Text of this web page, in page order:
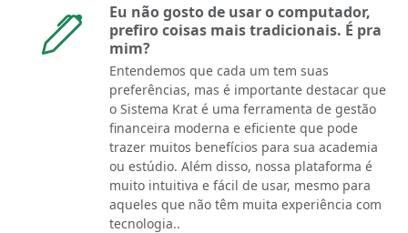
Eu não gosto de usar o computador,
prefiro coisas mais tradicionais. É pra
mim?
Entendemos que cada um tem suas
preferências, mas é importante destacar que
o Sistema Krat é uma ferramenta de gestão
financeira moderna e eficiente que pode
trazer muitos benefícios para sua academia
ou estúdio. Além disso, nossa plataforma é
muito intuitiva e fácil de usar, mesmo para
aqueles que não têm muita experiência com
tecnologia..